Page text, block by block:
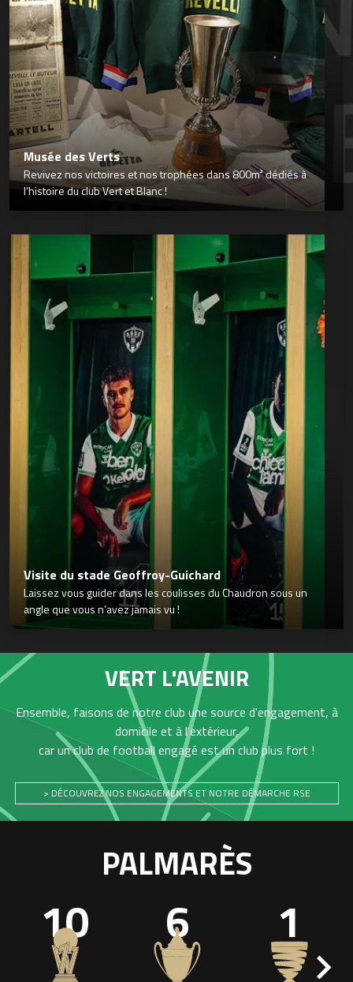
Musée des Verts
Revivez nos victoires et nos trophées dans 800m² dédiés à
l’histoire du club Vert et Blanc !
Visite du stade Geoffroy-Guichard
Laissez vous guider dans les coulisses du Chaudron sous un
angle que vous n’avez jamais vu !
VERT L'AVENIR
Ensemble, faisons de notre club une source d'engagement, à
domicile et à l'extérieur,
car un club de football engagé est un club plus fort !
> DÉCOUVREZ NOS ENGAGEMENTS ET NOTRE DÉMARCHE RSE
PALMARÈS
10 6 1